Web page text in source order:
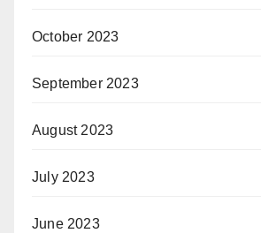
October 2023
September 2023
August 2023
July 2023
June 2023